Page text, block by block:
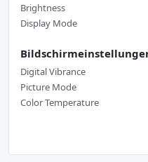
Brightness
Display Mode
Digital Vibrance
Picture Mode
Color Temperature